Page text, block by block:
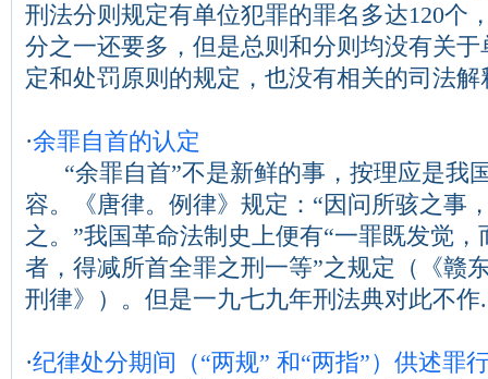
刑法分则规定有单位犯罪的罪名多达120个
分之一还要多，但是总则和分则均没有关
定和处罚原则的规定，也没有相关的司法解
·余罪自首的认定
“余罪自首”不是新鲜的事，按理应是我
容。《唐律。例律》规定：“因问所骇之事
之。”我国革命法制史上便有“一罪既发觉
者，得减所首全罪之刑一等”之规定（《赣
刑律》）。但是一九七九年刑法典对此不作
·纪律处分期间（“两规” 和“两指”）供述罪